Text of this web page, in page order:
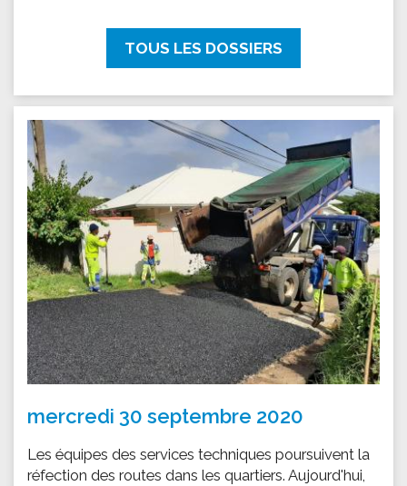
TOUS LES DOSSIERS
mercredi 30 septembre 2020
Les équipes des services techniques poursuivent la
réfection des routes dans les quartiers. Aujourd'hui,